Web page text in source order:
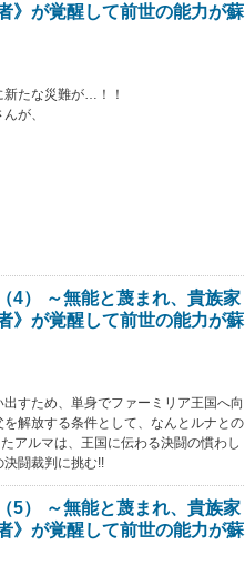
》が覚醒して前世の能力が蘇
新たな災難が…！！
が、
4） ～無能と蔑まれ、貴族家
》が覚醒して前世の能力が蘇
すため、単身でファーミリア王国へ向
解放する条件として、なんとルナとの
アルマは、王国に伝わる決闘の慣わし
闘裁判に挑む!!
5） ～無能と蔑まれ、貴族家
》が覚醒して前世の能力が蘇